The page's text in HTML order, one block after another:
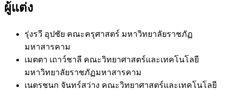
ผู้แต่ง
รุ่งรวี อุปชัย คณะครุศาสตร์ มหาวิทยาลัยราชภัฏ
มหาสารคาม
เมตตา เถาว์ชาลี คณะวิทยาศาสตร์และเทคโนโลยี
มหาวิทยาลัยราชภัฏมหาสารคาม
เนตรชนก จันทร์สว่าง คณะวิทยาศาสตร์และเทคโนโลยี